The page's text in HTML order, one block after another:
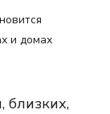
и домах
близких,